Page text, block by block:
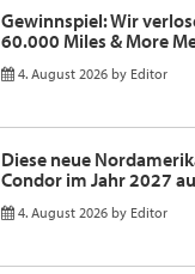
Gewinnspiel: Wir
60.000 Miles & More
4. August 2026 by Editor
Diese neue
Condor im Jahr 2027
4. August 2026 by Editor